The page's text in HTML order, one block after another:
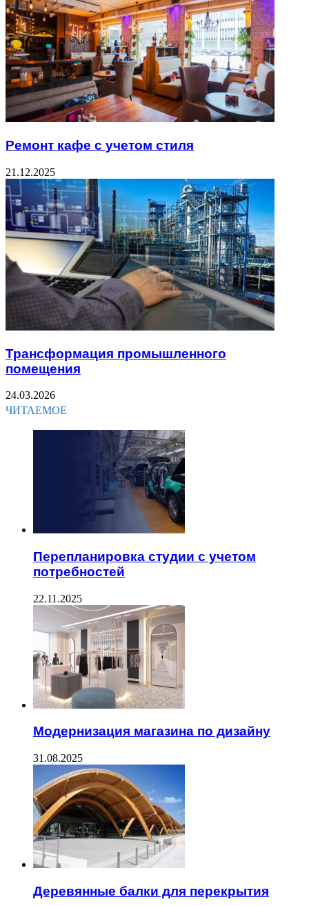
Ремонт кафе с учетом стиля
21.12.2025
Трансформация промышленного
помещения
24.03.2026
ЧИТАЕМОЕ
Перепланировка студии с учетом
потребностей
22.11.2025
Модернизация магазина по дизайну
31.08.2025
Деревянные балки для перекрытия